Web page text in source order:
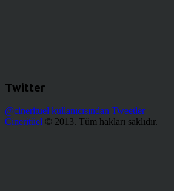
Twitter
@cinerituel kullanıcısından Tweetler
Cineritüel © 2013. Tüm hakları saklıdır.